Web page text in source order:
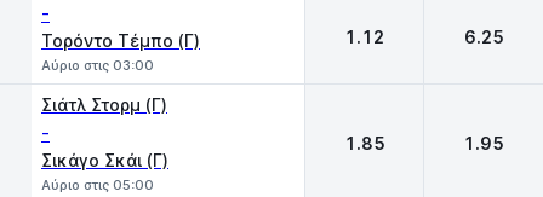
-
Τορόντο Τέμπο (Γ)
Αύριο στις 03:00
1.12 6.25
Σιάτλ Στορμ (Γ)
-
Σικάγο Σκάι (Γ)
Αύριο στις 05:00
1.85 1.95